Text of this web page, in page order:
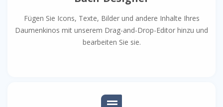
Fügen Sie Icons, Texte, Bilder und andere Inhalte Ihres
Daumenkinos mit unserem Drag-and-Drop-Editor hinzu und
bearbeiten Sie sie.